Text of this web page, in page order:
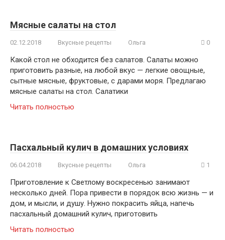
Мясные салаты на стол
02.12.2018 Вкусные рецепты Ольга 0
Какой стол не обходится без салатов. Салаты можно
приготовить разные, на любой вкус — легкие овощные,
сытные мясные, фруктовые, с дарами моря. Предлагаю
мясные салаты на стол. Салатики
Читать полностью
Пасхальный кулич в домашних условиях
06.04.2018 Вкусные рецепты Ольга 1
Приготовление к Светлому воскресенью занимают
несколько дней. Пора привести в порядок всю жизнь — и
дом, и мысли, и душу. Нужно покрасить яйца, напечь
пасхальный домашний кулич, приготовить
Читать полностью